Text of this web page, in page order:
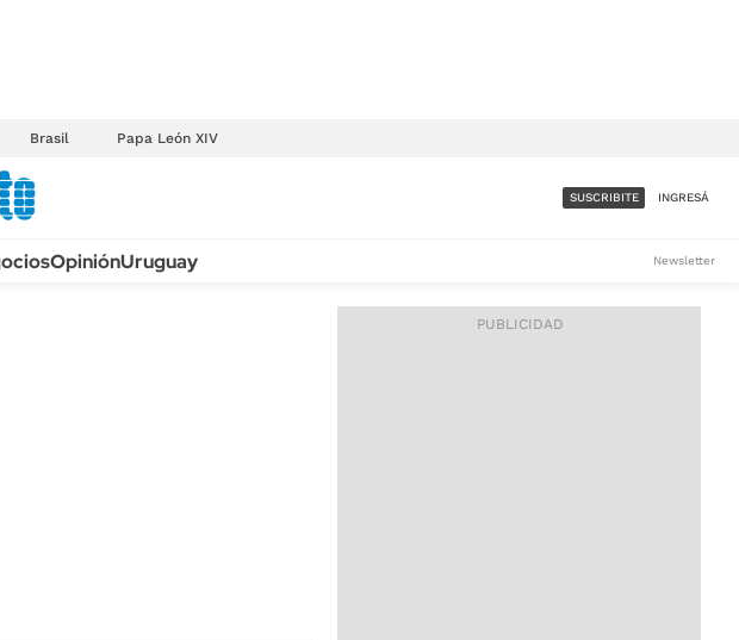
Brasil Papa León XIV
ACCESO FULL - $1.800/MES
SUSCRIBITE INGRESÁ
OpiniónUruguay Newsletter